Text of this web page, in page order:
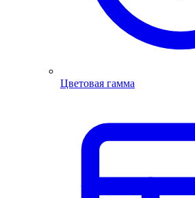
Цветовая гамма